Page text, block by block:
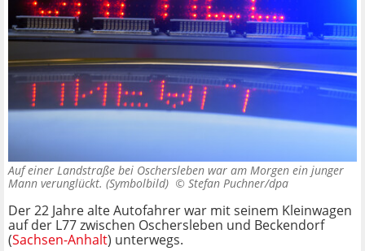
Auf einer Landstraße bei Oschersleben war am Morgen ein junger
Mann verunglückt. (Symbolbild) © Stefan Puchner/dpa
Der 22 Jahre alte Autofahrer war mit seinem Kleinwagen
auf der L77 zwischen Oschersleben und Beckendorf
(Sachsen-Anhalt) unterwegs.